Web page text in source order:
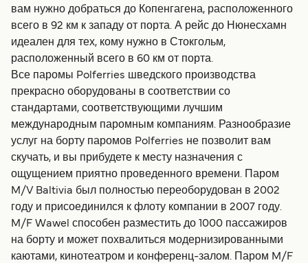
вам нужно добраться до Копенгагена, расположенного
всего в 92 км к западу от порта. А рейс до Нюнесхамн
идеален для тех, кому нужно в Стокгольм,
расположенный всего в 60 км от порта.
Все паромы Polferries шведского производства
прекрасно оборудованы в соответствии со
стандартами, соответствующими лучшим
международным паромным компаниям. Разнообразие
услуг на борту паромов Polferries не позволит вам
скучать, и вы прибудете к месту назначения с
ощущением приятно проведенного времени. Паром
M/V Baltivia был полностью переоборудован в 2002
году и присоединился к флоту компании в 2007 году.
M/F Wawel способен разместить до 1000 пассажиров
на борту и может похвалиться модернизированными
каютами, кинотеатром и конференц-залом. Паром M/F